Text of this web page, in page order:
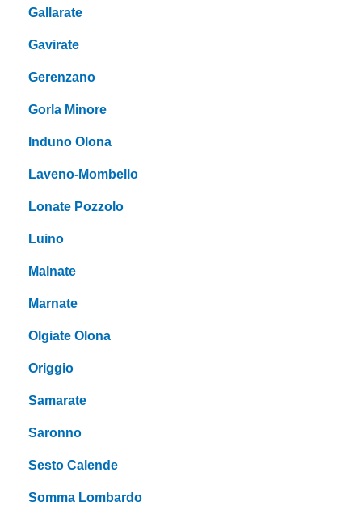
Gallarate
Gavirate
Gerenzano
Gorla Minore
Induno Olona
Laveno-Mombello
Lonate Pozzolo
Luino
Malnate
Marnate
Olgiate Olona
Origgio
Samarate
Saronno
Sesto Calende
Somma Lombardo